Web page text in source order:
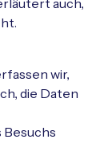
auch,
wir,
die Daten